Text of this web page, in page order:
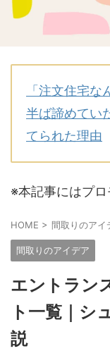
「注文住宅
半ば諦めてい
てられた理由
※本記事にはプロ
HOME > 間取りのアイ
間取りのアイデア
エントラン
ト一覧｜シ
説